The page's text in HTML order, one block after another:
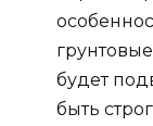
будет
быть